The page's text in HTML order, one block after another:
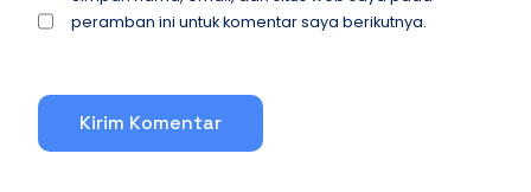
peramban ini untuk komentar saya berikutnya.